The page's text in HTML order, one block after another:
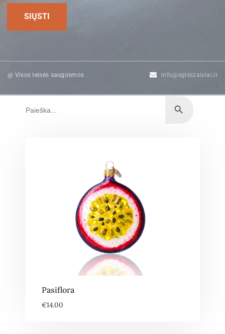
@ Visos teisės saugosmos info@egleszaislai.lt
Pasiflora
€14.00